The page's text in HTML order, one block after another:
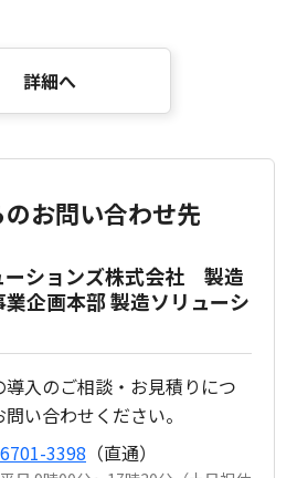
詳細へ
お問い合わせ先
ーションズ株式会社 製造
企画本部 製造ソリューシ
入のご相談・お見積りにつ
い合わせください。
3398 （直通）